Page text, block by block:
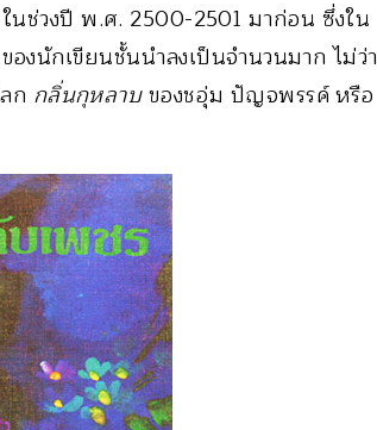
ในช่วงปี พ.ศ. 2500-2501 มาก่อน ซึ่งใน
นักเขียนชั้นนำลงเป็นจำนวนมาก ไม่ว่า
ก กลิ่นกุหลาบของชอุ่ม ปัญจพรรค์ หรือ